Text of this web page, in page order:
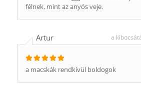
félnek, mint az anyós veje.
Artur a
a macskák rendkívül boldogok